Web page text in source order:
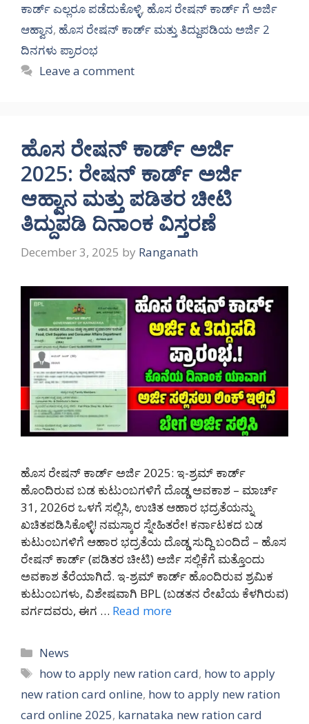
ಕಾರ್ಡ್ ಎಲ್ಲರೂ ಪಡೆದುಕೊಳ್ಳಿ, ಹೊಸ ರೇಷನ್ ಕಾರ್ಡ್ ಗೆ ಅರ್ಜಿ
ಆಹ್ವಾನ, ಹೊಸ ರೇಷನ್ ಕಾರ್ಡ್ ಮತ್ತು ತಿದ್ದುಪಡಿಯ ಅರ್ಜಿ 2
ದಿನಗಳು ಪ್ರಾರಂಭ
Leave a comment
ಹೊಸ ರೇಷನ್ ಕಾರ್ಡ್ ಅರ್ಜಿ
2025: ರೇಷನ್ ಕಾರ್ಡ್ ಅರ್ಜಿ
ಆಹ್ವಾನ ಮತ್ತು ಪಡಿತರ ಚೀಟಿ
ತಿದ್ದುಪಡಿ ದಿನಾಂಕ ವಿಸ್ತರಣೆ
December 3, 2025 by Ranganath
ಹೊಸ ರೇಷನ್ ಕಾರ್ಡ್ ಅರ್ಜಿ 2025: ಇ-ಶ್ರಮ್ ಕಾರ್ಡ್
ಹೊಂದಿರುವ ಬಡ ಕುಟುಂಬಗಳಿಗೆ ದೊಡ್ಡ ಅವಕಾಶ – ಮಾರ್ಚ್
31, 2026ರ ಒಳಗೆ ಸಲ್ಲಿಸಿ, ಉಚಿತ ಆಹಾರ ಭದ್ರತೆಯನ್ನು
ಖಚಿತಪಡಿಸಿಕೊಳ್ಳಿ! ನಮಸ್ಕಾರ ಸ್ನೇಹಿತರೇ! ಕರ್ನಾಟಕದ ಬಡ
ಕುಟುಂಬಗಳಿಗೆ ಆಹಾರ ಭದ್ರತೆಯ ದೊಡ್ಡ ಸುದ್ದಿ ಬಂದಿದೆ – ಹೊಸ
ರೇಷನ್ ಕಾರ್ಡ್ (ಪಡಿತರ ಚೀಟಿ) ಅರ್ಜಿ ಸಲ್ಲಿಕೆಗೆ ಮತ್ತೊಂದು
ಅವಕಾಶ ತೆರೆಯಾಗಿದೆ. ಇ-ಶ್ರಮ್ ಕಾರ್ಡ್ ಹೊಂದಿರುವ ಶ್ರಮಿಕ
ಕುಟುಂಬಗಳು, ವಿಶೇಷವಾಗಿ BPL (ಬಡತನ ರೇಖೆಯ ಕೆಳಗಿರುವ)
ವರ್ಗದವರು, ಈಗ … Read more
Categories
News
Tags
how to apply new ration card, how to apply
new ration card online, how to apply new ration
card online 2025, karnataka new ration card